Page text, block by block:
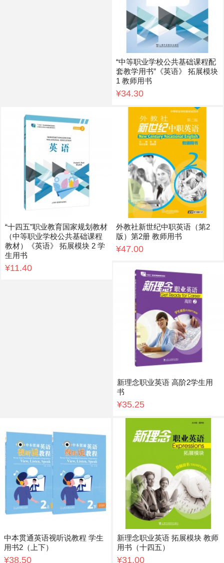
“中等职业学校公共基础课程配
套教学用书”《英语》 拓展模块
1 教师用书
¥34.30
“十四五”职业教育国家规划教材
（中等职业学校公共基础课程
教材）《英语》 拓展模块 2 学
生用书
¥11.40
外教社新世纪中职英语（第2
版）第2册 教师用书
¥47.00
新理念职业英语 高阶2学生用
书
¥35.25
中本贯通英语视听说教程 学生
用书2（上下）
¥38.50
新理念职业英语 拓展模块 教师
用书（十四五）
¥31.00